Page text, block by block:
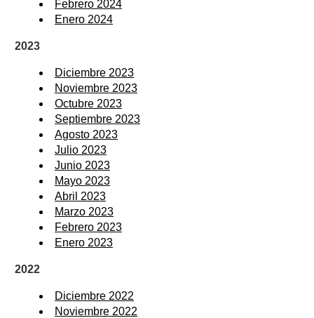
Febrero 2024
Enero 2024
2023
Diciembre 2023
Noviembre 2023
Octubre 2023
Septiembre 2023
Agosto 2023
Julio 2023
Junio 2023
Mayo 2023
Abril 2023
Marzo 2023
Febrero 2023
Enero 2023
2022
Diciembre 2022
Noviembre 2022